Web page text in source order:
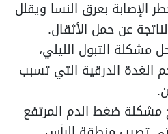
الإصابة بعرق النسا ويقلل
عن حمل الأثقال.
مشكلة التبول الليلي،
الغدة الدرقية التي تسبب
مشكلة ضغط الدم المرتفع